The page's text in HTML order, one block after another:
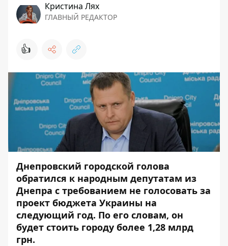
Кристина Лях
ГЛАВНЫЙ РЕДАКТОР
👍
Днепровский городской голова
обратился к народным депутатам из
Днепра с требованием не голосовать за
проект бюджета Украины на
следующий год. По его словам, он
будет стоить городу более 1,28 млрд
грн.